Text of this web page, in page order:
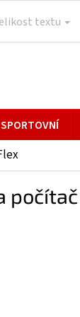
textu
SPORTOVNÍ
počítač